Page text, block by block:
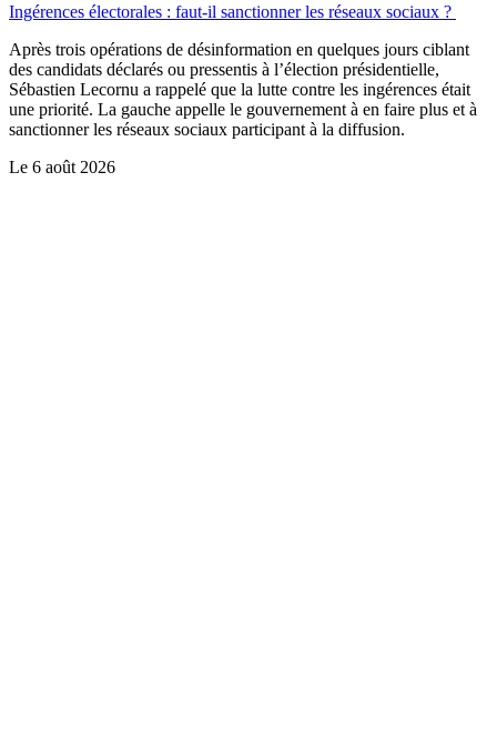
Ingérences électorales : faut-il sanctionner les réseaux sociaux ?
Après trois opérations de désinformation en quelques jours ciblant
des candidats déclarés ou pressentis à l’élection présidentielle,
Sébastien Lecornu a rappelé que la lutte contre les ingérences était
une priorité. La gauche appelle le gouvernement à en faire plus et à
sanctionner les réseaux sociaux participant à la diffusion.
Le 6 août 2026